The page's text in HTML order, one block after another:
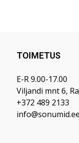
TOIMETUS
E-R 9.00-17.00
Viljandi mnt 6,
+372 489 2133
info@sonumid.ee